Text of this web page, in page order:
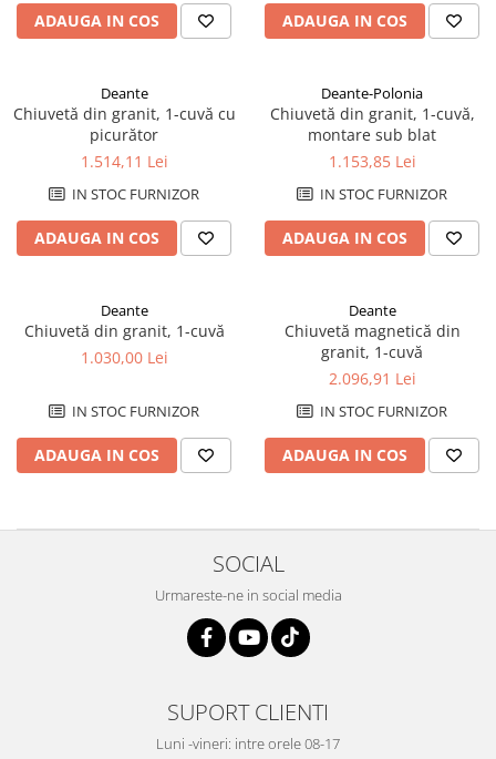
Sifoane, racorduri si ventile
Accesorii diverse
ADAUGA IN COS ADAUGA IN COS
Deante
Chiuvetă din granit, 1-cuvă cu
picurător
1.514,11 Lei
IN STOC FURNIZOR
ADAUGA IN COS
Deante-Polonia
Chiuvetă din granit, 1-cuvă,
montare sub blat
1.153,85 Lei
IN STOC FURNIZOR
ADAUGA IN COS
Deante
Chiuvetă din granit, 1-cuvă
1.030,00 Lei
IN STOC FURNIZOR
ADAUGA IN COS
Deante
Chiuvetă magnetică din
granit, 1-cuvă
2.096,91 Lei
IN STOC FURNIZOR
ADAUGA IN COS
SOCIAL
Urmareste-ne in social media
SUPORT CLIENTI
Luni -vineri: intre orele 08-17